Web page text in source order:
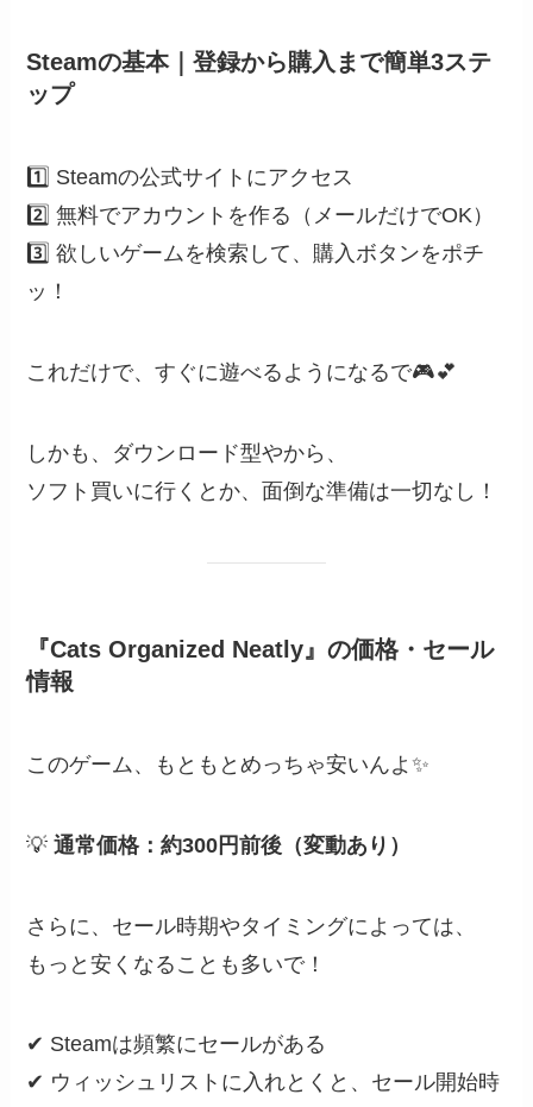
Steamの基本｜登録から購入まで簡単3ステ
ップ
1️⃣ Steamの公式サイトにアクセス
2️⃣ 無料でアカウントを作る（メールだけでOK）
3️⃣ 欲しいゲームを検索して、購入ボタンをポチ
ッ！
これだけで、すぐに遊べるようになるで🎮💕
しかも、ダウンロード型やから、
ソフト買いに行くとか、面倒な準備は一切なし！
『Cats Organized Neatly』の価格・セール
情報
このゲーム、もともとめっちゃ安いんよ✨
💡通常価格：約300円前後（変動あり）
さらに、セール時期やタイミングによっては、
もっと安くなることも多いで！
✔ Steamは頻繁にセールがある
✔ ウィッシュリストに入れとくと、セール開始時